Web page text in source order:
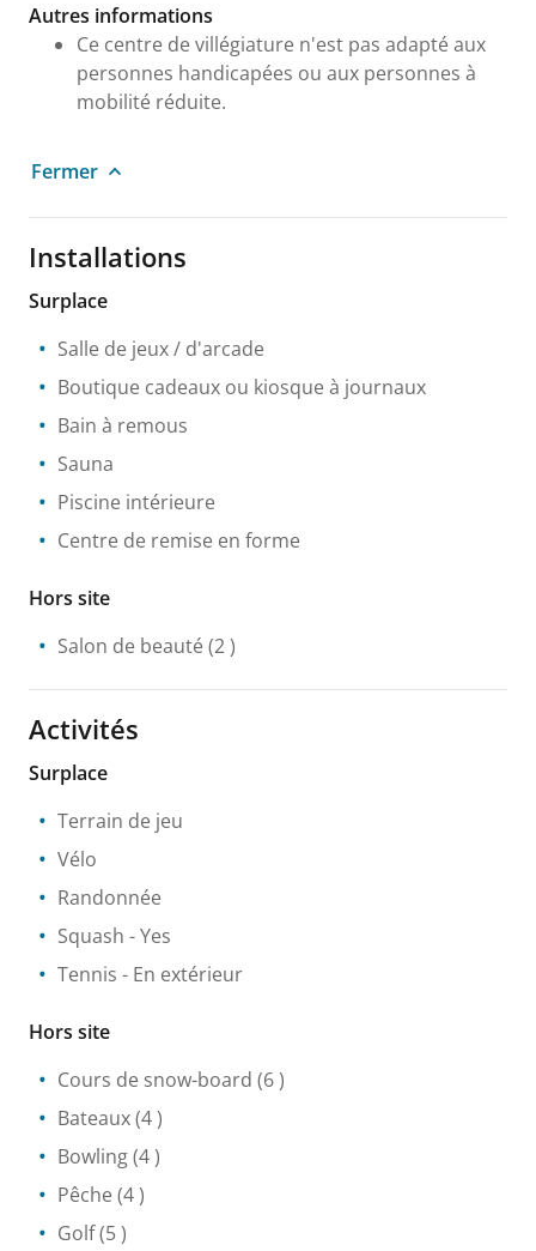
Autres informations
Ce centre de villégiature n'est pas adapté aux
personnes handicapées ou aux personnes à
mobilité réduite.
Fermer
Installations
Surplace
Salle de jeux / d'arcade
Boutique cadeaux ou kiosque à journaux
Bain à remous
Sauna
Piscine intérieure
Centre de remise en forme
Hors site
Salon de beauté (2 )
Activités
Surplace
Terrain de jeu
Vélo
Randonnée
Squash - Yes
Tennis - En extérieur
Hors site
Cours de snow-board (6 )
Bateaux(4 )
Bowling(4 )
Pêche (4 )
Golf(5 )